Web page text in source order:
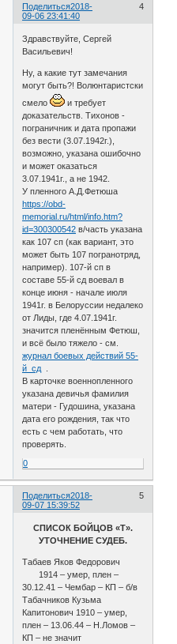
Поделиться 4
2018-
09-06 23:41:40
Здравствуйте, Сергей
Васильевич!
Ну, а какие тут замечания
могут быть?! Волюнтаристски
смело
и требует
доказательств. Тихонов -
пограничник и дата пропажи
без вести (3.07.1942г.),
возможно, указана ошибочно
и может оказаться
3.07.1941г., а не 1942.
У пленного А.Д.Фетюша
https://obd-
memorial.ru/html/info.htm?
id=300300542 в/часть указана
как 107 сп (как вариант, это
может быть 107 погранотряд,
например). 107-й сп в
составе 55-й сд воевал в
конце июня - начале июля
1941г. в Белоруссии недалеко
от Лиды, где 4.07.1941г.
значится пленённым Фетюш,
и всё было тяжело - см.
журнал боевых действий 55-
й сд
В карточке военнопленного
указана девичья фамилия
матери - Гудошина, указана
дата его рождения, так что
есть с чем работать, что
проверять.
0
Поделиться 5
2018-
09-07 15:39:52
СПИСОК БОЙЦОВ «Т».
УТОЧНЕНИЕ СУДЕБ.
Табаев Яков Федорович
1914 – умер, плен –
30.12.41 – Чембар – КП – б/в
Табачников Кузьма
Капитонович 1910 – умер,
плен – 13.06.44 – Н.Ломов –
КП – не значит